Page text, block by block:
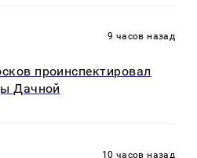
9 часов назад
проинспектировал
Дачной
10 часов назад